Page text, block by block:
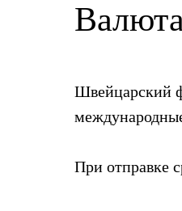
Швейцарский
При отправке